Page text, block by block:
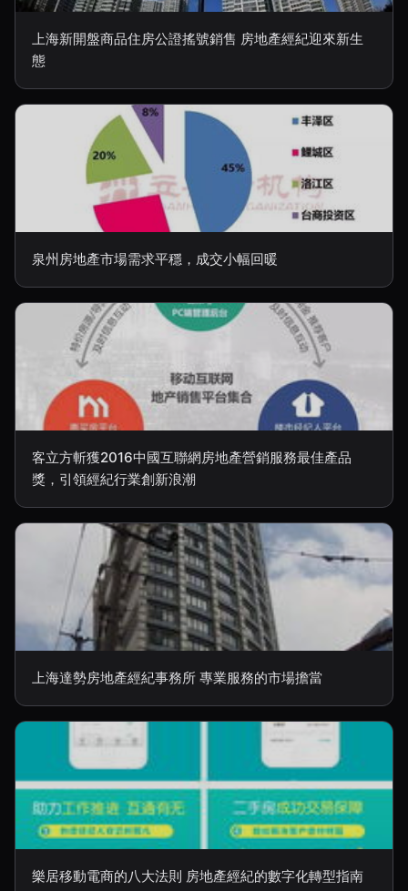
上海新開盤商品住房公證搖號銷售 房地產經紀迎來新生
態
泉州房地產市場需求平穩，成交小幅回暖
客立方斬獲2016中國互聯網房地產營銷服務最佳產品
獎，引領經紀行業創新浪潮
上海達勢房地產經紀事務所 專業服務的市場擔當
樂居移動電商的八大法則 房地產經紀的數字化轉型指南